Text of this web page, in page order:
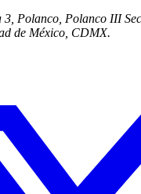
Polanco, Polanco III
de México, CDMX.